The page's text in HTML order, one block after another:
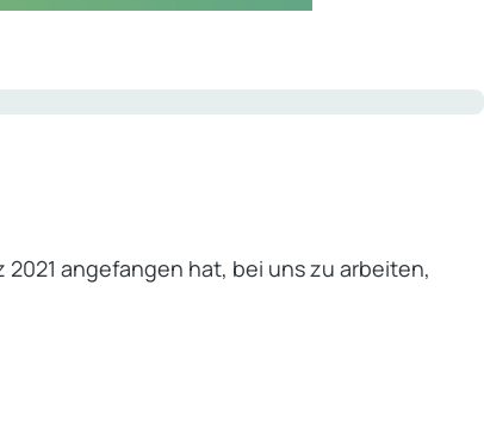
2021 angefangen hat, bei uns zu arbeiten,